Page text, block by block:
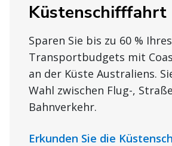
Küstenschifffahrt
Sparen Sie bis zu 60 % Ihres
Transportbudgets mit
an der Küste Australiens.
Wahl zwischen Flug-,
Bahnverkehr.
Erkunden Sie die